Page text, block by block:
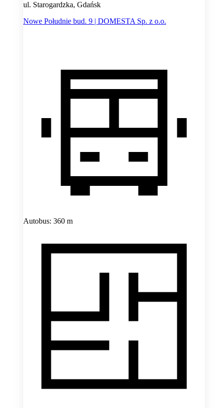
ul. Starogardzka, Gdańsk
Nowe Południe bud. 9 | DOMESTA Sp. z o.o.
Autobus: 360 m